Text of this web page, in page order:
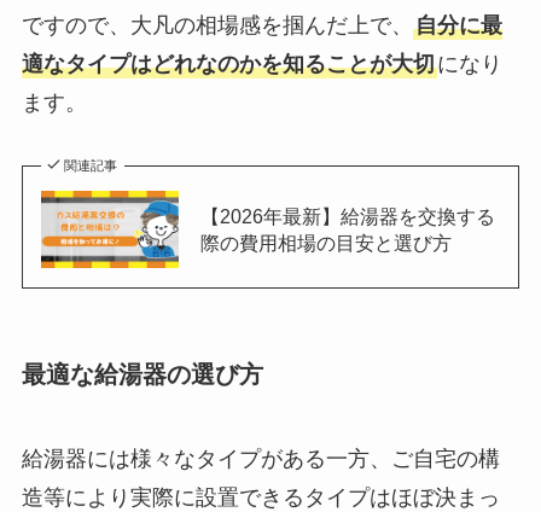
ですので、大凡の相場感を掴んだ上で、 自分に最
適なタイプはどれなのかを知ることが大切になり
ます。
関連記事
【2026年最新】給湯器を交換する
際の費用相場の目安と選び方
最適な給湯器の選び方
給湯器には様々なタイプがある一方、ご自宅の構
造等により実際に設置できるタイプはほぼ決まっ